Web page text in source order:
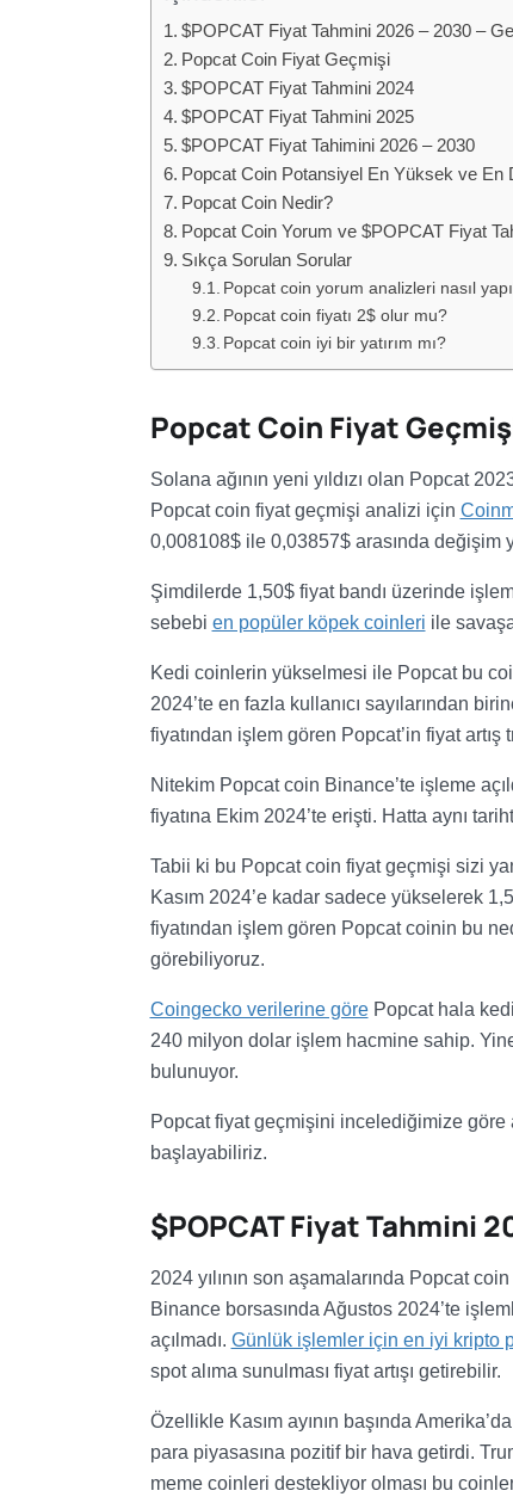
$POPCAT Fiyat Tahmini 2026 – 2030 –
Popcat Coin Fiyat Geçmişi
$POPCAT Fiyat Tahmini 2024
$POPCAT Fiyat Tahmini 2025
$POPCAT Fiyat Tahimini 2026 – 2030
Popcat Coin Potansiyel En Yüksek ve En
Popcat Coin Nedir?
Popcat Coin Yorum ve $POPCAT Fiyat
Sıkça Sorulan Sorular
Popcat coin yorum analizleri nasıl
Popcat coin fiyatı 2$ olur mu?
Popcat coin iyi bir yatırım mı?
Popcat Coin Fiyat
Solana ağının yeni yıldızı olan Popcat
Popcat coin fiyat geçmişi analizi için
0,008108$ ile 0,03857$ arasında değişim
Şimdilerde 1,50$ fiyat bandı üzerinde
sebebi en popüler köpek coinleri ile
Kedi coinlerin yükselmesi ile Popcat bu
2024’te en fazla kullanıcı sayılarından
fiyatından işlem gören Popcat’in fiyat artış
Nitekim Popcat coin Binance’te işleme
fiyatına Ekim 2024’te erişti. Hatta aynı
Tabii ki bu Popcat coin fiyat geçmişi sizi
Kasım 2024’e kadar sadece yükselerek
fiyatından işlem gören Popcat coinin bu
görebiliyoruz.
Coingecko verilerine görePopcat hala
240 milyon dolar işlem hacmine sahip.
bulunuyor.
Popcat fiyat geçmişini incelediğimize göre
başlayabiliriz.
$POPCAT Fiyat Tahmini
2024 yılının son aşamalarında Popcat
Binance borsasında Ağustos 2024’te
açılmadı. Günlük işlemler için en iyi kripto
spot alıma sunulması fiyat artışı getirebilir.
Özellikle Kasım ayının başında
para piyasasına pozitif bir hava getirdi.
meme coinleri destekliyor olması bu